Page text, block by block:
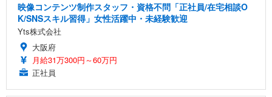
映像コンテンツ制作スタッフ・資格不問「正社員/在宅相談O
K/SNSスキル習得」女性活躍中・未経験歓迎
Yts株式会社
大阪府
月給31万300円～60万円
正社員